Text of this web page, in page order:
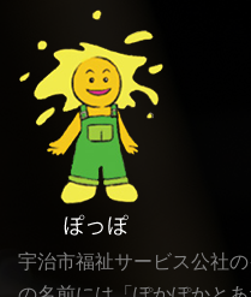
宇治市福祉サービス公社